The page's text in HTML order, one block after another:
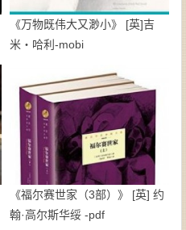
《万物既伟大又渺小》 [英]吉
米・哈利-mobi
《福尔赛世家（3部）》 [英] 约
翰·高尔斯华绥 -pdf